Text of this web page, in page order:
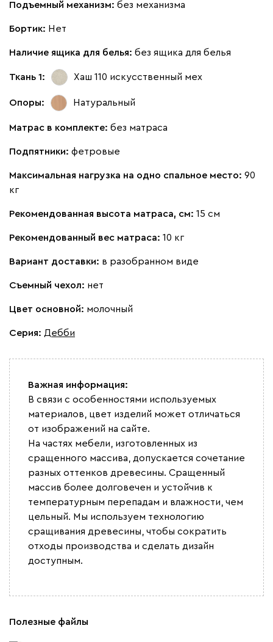
Букле
Терра
Подъемный механизм: без механизма
Бортик: Нет
Наличие ящика для белья: без ящика для белья
Ткань 1: Хаш 110 искусственный мех
Опоры: Натуральный
Матрас в комплекте: без матраса
Подпятники: фетровые
Максимальная нагрузка на одно спальное место: 90
кг
Рекомендованная высота матраса, см: 15 см
Рекомендованный вес матраса: 10 кг
Вариант доставки: в разобранном виде
Съемный чехол: нет
Цвет основной: молочный
Серия: Дебби
Важная информация:
В связи с особенностями используемых
материалов, цвет изделий может отличаться
от изображений на сайте.
На частях мебели, изготовленных из
сращенного массива, допускается сочетание
разных оттенков древесины. Сращенный
массив более долговечен и устойчив к
температурным перепадам и влажности, чем
цельный. Мы используем технологию
сращивания древесины, чтобы сократить
отходы производства и сделать дизайн
доступным.
Полезные файлы